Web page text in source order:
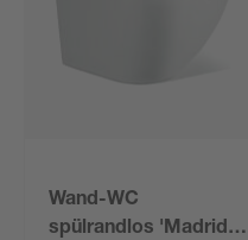
Wand-WC
spülrandlos 'Madrid'